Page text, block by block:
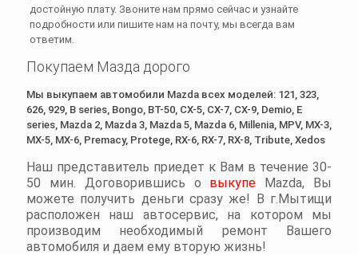
достойную плату. Звоните нам прямо сейчас и узнайте
подробности или пишите нам на почту, мы всегда вам
ответим.
Покупаем Мазда дорого
Мы выкупаем автомобили Mazda всех моделей: 121, 323,
626, 929, B series, Bongo, BT-50, CX-5, CX-7, CX-9, Demio, E
series, Mazda 2, Mazda 3, Mazda 5, Mazda 6, Millenia, MPV, MX-3,
MX-5, MX-6, Premacy, Protege, RX-6, RX-7, RX-8, Tribute, Xedos
Наш представитель приедет к Вам в течение 30-
50 мин. Договорившись о выкупе Mazda, Вы
можете получить деньги сразу же! В г.Мытищи
расположен наш автосервис, на котором мы
производим необходимый ремонт Вашего
автомобиля и даем ему вторую жизнь!